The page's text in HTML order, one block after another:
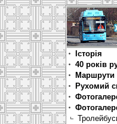
Історія
40 років
Маршрути
Рухомий